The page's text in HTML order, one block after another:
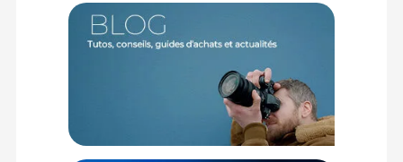
sur le prix TTC en €, les points seront effectivement calculés dans le